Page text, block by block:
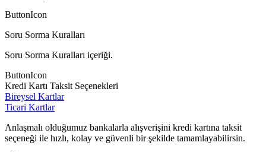
ButtonIcon
Soru Sorma Kuralları
Soru Sorma Kuralları içeriği.
ButtonIcon
Kredi Kartı Taksit Seçenekleri
Bireysel Kartlar
Ticari Kartlar
Anlaşmalı olduğumuz bankalarla alışverişini kredi kartına taksit
seçeneği ile hızlı, kolay ve güvenli bir şekilde tamamlayabilirsin.